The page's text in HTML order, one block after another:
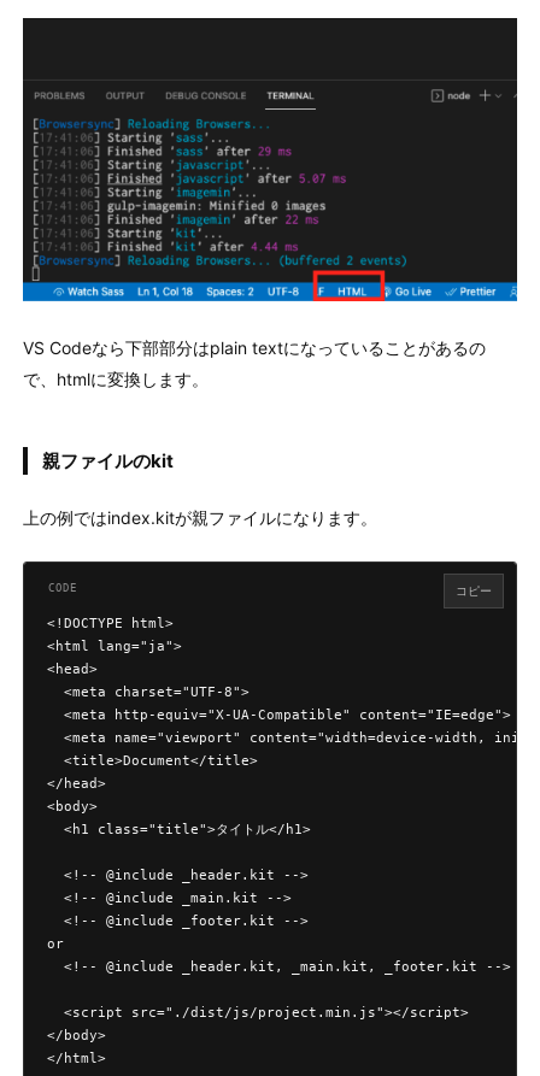
VS Codeなら下部部分はplain textになっていることがあるの
で、htmlに変換します。
親ファイルのkit
上の例ではindex.kitが親ファイルになります。
<!DOCTYPE html>
<html lang="ja">
<head>
  <meta charset="UTF-8">
  <meta http-equiv="X-UA-Compatible" content="IE=edge">
<meta name="viewport" content="width=device-width,
  <title>Document</title>
</head>
<body>
  <h1 class="title">タイトル</h1>
  <!-- @include _header.kit -->
  <!-- @include _main.kit -->
  <!-- @include _footer.kit -->
or
  <!-- @include _header.kit, _main.kit, _footer.kit -->
  <script src="./dist/js/project.min.js"></script>
</body>
</html>
コピー